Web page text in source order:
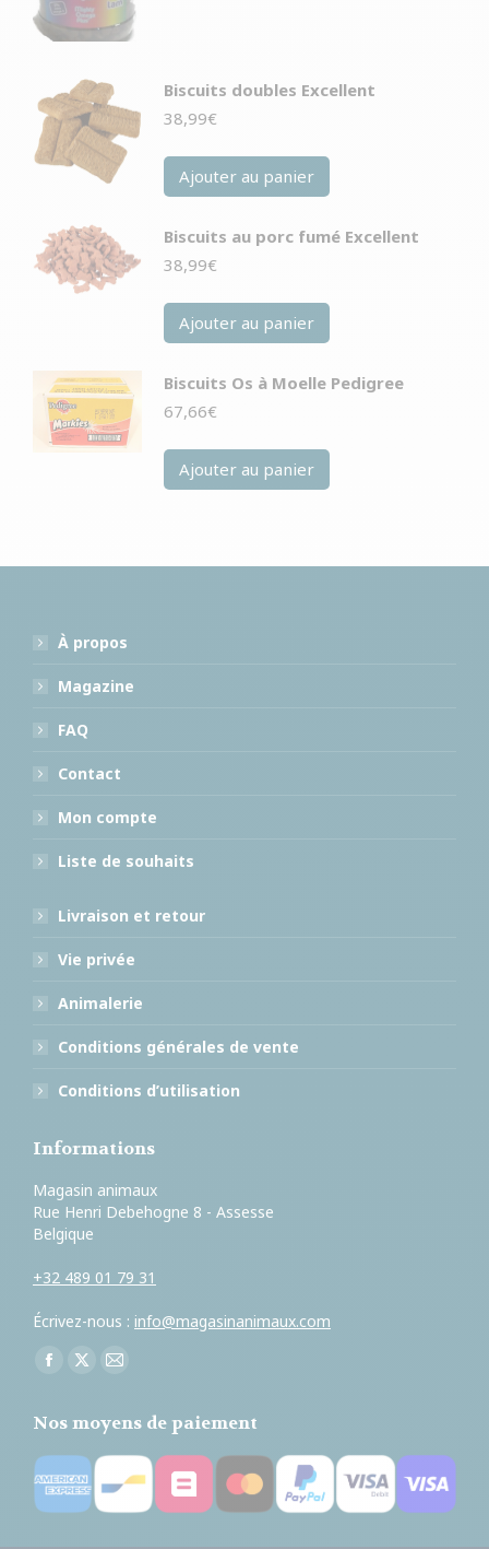
Biscuits doubles Excellent
38,99€
Ajouter au panier
Biscuits au porc fumé Excellent
38,99€
Ajouter au panier
Biscuits Os à Moelle Pedigree
67,66€
Ajouter au panier
À propos
Magazine
FAQ
Contact
Mon compte
Liste de souhaits
Livraison et retour
Vie privée
Animalerie
Conditions générales de vente
Conditions d’utilisation
Informations
Magasin animaux
Rue Henri Debehogne 8 - Assesse
Belgique
+32 489 01 79 31
Écrivez-nous : info@magasinanimaux.com
Trouvez nous sur :
Facebook
opens
in
new
window
X
opens
in
new
window
E-
page
opens
in
new
Nos moyens de paiement